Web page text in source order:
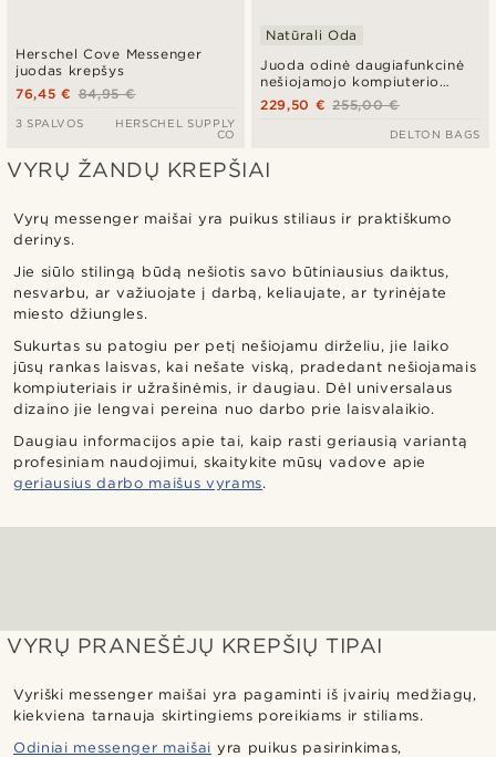
Herschel Cove Messenger
juodas krepšys
84,95 €
76,45 €
3 SPALVOS
HERSCHEL SUPPLY
CO
Juoda odinė daugiafunkcinė
nešiojamojo kompiuterio
rankinė per petį
Natūrali Oda
255,00 €
229,50 €
DELTON BAGS
VYRŲ ŽANDŲ KREPŠIAI
Vyrų messenger maišai yra puikus stiliaus ir praktiškumo
derinys.
Jie siūlo stilingą būdą nešiotis savo būtiniausius daiktus,
nesvarbu, ar važiuojate į darbą, keliaujate, ar tyrinėjate
miesto džiungles.
Sukurtas su patogiu per petį nešiojamu dirželiu, jie laiko
jūsų rankas laisvas, kai nešate viską, pradedant nešiojamais
kompiuteriais ir užrašinėmis, ir daugiau. Dėl universalaus
dizaino jie lengvai pereina nuo darbo prie laisvalaikio.
Daugiau informacijos apie tai, kaip rasti geriausią variantą
profesiniam naudojimui, skaitykite mūsų vadove apie
geriausius darbo maišus vyrams.
VYRŲ PRANEŠĖJŲ KREPŠIŲ TIPAI
Vyriški messenger maišai yra pagaminti iš įvairių medžiagų,
kiekviena tarnauja skirtingiems poreikiams ir stiliams.
Odiniai messenger maišai yra puikus pasirinkimas,